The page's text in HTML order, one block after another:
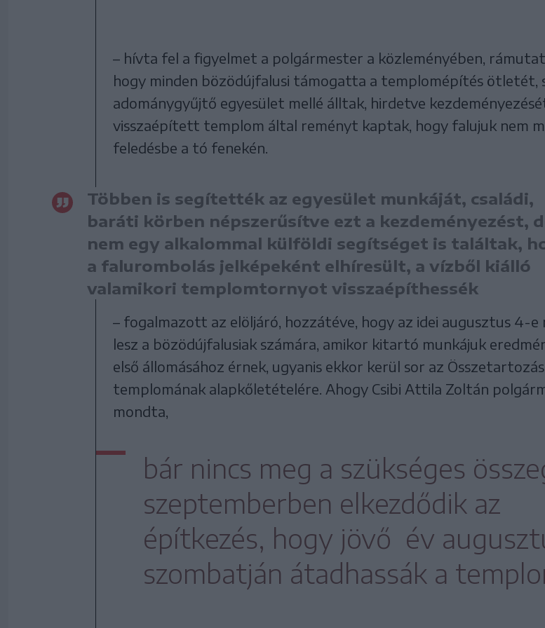
– hívta fel a figyelmet a polgármester a közleményében,
hogy minden bözödújfalusi támogatta a templomépítés ötletét,
adománygyűjtő egyesület mellé álltak, hirdetve
visszaépített templom által reményt kaptak, hogy falujuk nem
feledésbe a tó fenekén.
Többen is segítették az egyesület munkáját, családi,
baráti körben népszerűsítve ezt a kezdeményezést,
nem egy alkalommal külföldi segítséget is találtak,
a falurombolás jelképeként elhíresült, a vízből kiálló
valamikori templomtornyot visszaépíthessék
– fogalmazott az elöljáró, hozzátéve, hogy az idei augusztus 4-
lesz a bözödújfalusiak számára, amikor kitartó munkájuk
első állomásához érnek, ugyanis ekkor kerül sor az Összetartozás
templomának alapkőletételére. Ahogy Csibi Attila Zoltán
mondta,
bár nincs meg a szükséges
szeptemberben elkezdődik az
építkezés, hogy jövő év
szombatján átadhassák a